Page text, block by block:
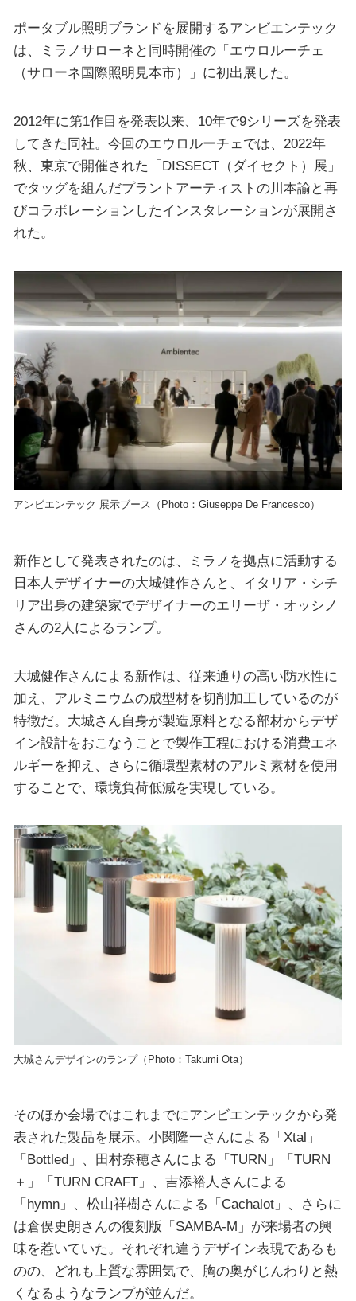
ポータブル照明ブランドを展開するアンビエンテック
は、ミラノサローネと同時開催の「エウロルーチェ
（サローネ国際照明見本市）」に初出展した。
2012年に第1作目を発表以来、10年で9シリーズを発表
してきた同社。今回のエウロルーチェでは、2022年
秋、東京で開催された「DISSECT（ダイセクト）展」
でタッグを組んだプラントアーティストの川本諭と再
びコラボレーションしたインスタレーションが展開さ
れた。
アンビエンテック 展示ブース（Photo：Giuseppe De Francesco）
新作として発表されたのは、ミラノを拠点に活動する
日本人デザイナーの大城健作さんと、イタリア・シチ
リア出身の建築家でデザイナーのエリーザ・オッシノ
さんの2人によるランプ。
大城健作さんによる新作は、従来通りの高い防水性に
加え、アルミニウムの成型材を切削加工しているのが
特徴だ。大城さん自身が製造原料となる部材からデザ
イン設計をおこなうことで製作工程における消費エネ
ルギーを抑え、さらに循環型素材のアルミ素材を使用
することで、環境負荷低減を実現している。
大城さんデザインのランプ（Photo：Takumi Ota）
そのほか会場ではこれまでにアンビエンテックから発
表された製品を展示。小関隆一さんによる「Xtal」
「Bottled」、田村奈穂さんによる「TURN」「TURN
＋」「TURN CRAFT」、吉添裕人さんによる
「hymn」、松山祥樹さんによる「Cachalot」、さらに
は倉俣史朗さんの復刻版「SAMBA-M」が来場者の興
味を惹いていた。それぞれ違うデザイン表現であるも
のの、どれも上質な雰囲気で、胸の奥がじんわりと熱
くなるようなランプが並んだ。